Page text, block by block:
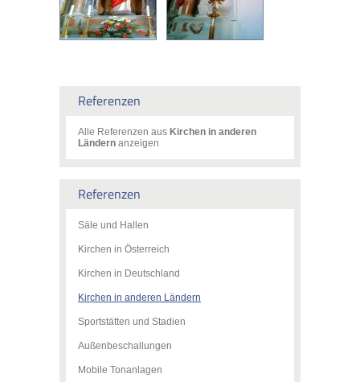
Referenzen
Alle Referenzen aus Kirchen in anderen
Ländern anzeigen
Referenzen
Säle und Hallen
Kirchen in Österreich
Kirchen in Deutschland
Kirchen in anderen Ländern
Sportstätten und Stadien
Außenbeschallungen
Mobile Tonanlagen